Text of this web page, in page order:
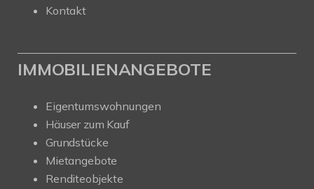
Kontakt
IMMOBILIENANGEBOTE
Eigentumswohnungen
Häuser zum Kauf
Grundstücke
Mietangebote
Renditeobjekte